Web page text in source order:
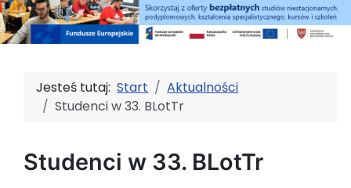
Jesteś tutaj:Start
Aktualności
Studenci w 33. BLotTr
Studenci w 33. BLotTr